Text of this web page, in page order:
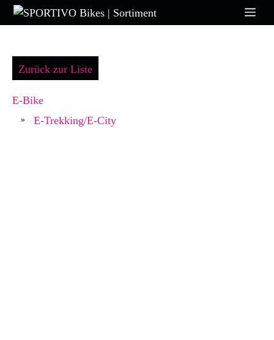
Zum
Inhalt
Zurück zur Liste
E-Bike
» E-Trekking/E-City